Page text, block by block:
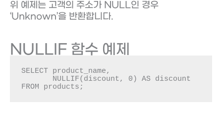
위 예제는 고객의 주소가 NULL인 경우
‘Unknown’을 반환합니다.
NULLIF 함수 예제
SELECT product_name,
FROM products;